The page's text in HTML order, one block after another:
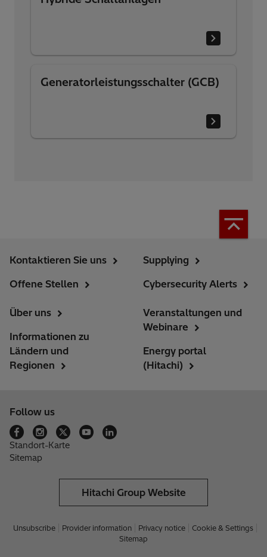
Generatorleistungsschalter (GCB)
Kontaktieren Sie uns
Offene Stellen
Supplying
Cybersecurity Alerts
Über uns
Informationen zu
Ländern und
Regionen
Veranstaltungen und
Webinare
Energy portal
(Hitachi)
Follow us
Standort-Karte
Sitemap
Hitachi Group Website
Unsubscribe Provider information Privacy notice
Cookie & Settings
Sitemap